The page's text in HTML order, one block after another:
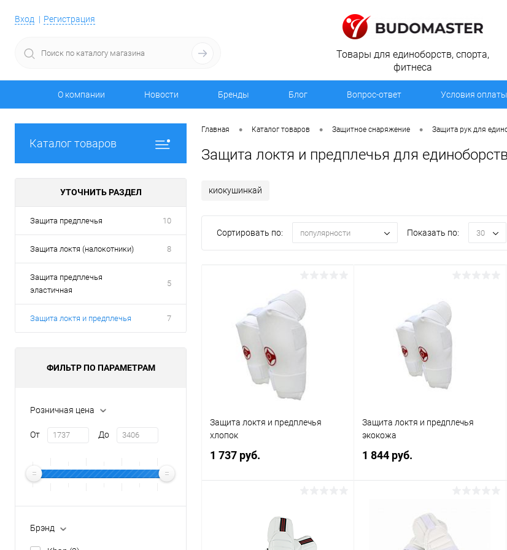
Вход Регистрация
Товары для единоборств, спорта,
фитнеса
О компании Новости Бренды Блог Вопрос-ответ Условия оплаты
Каталог товаров
УТОЧНИТЬ РАЗДЕЛ
Защита предплечья 10
Защита локтя (налокотники) 8
Защита предплечья
эластичная
5
Защита локтя и предплечья 7
ФИЛЬТР ПО ПАРАМЕТРАМ
Розничная цена
От До
Брэнд
Главная • Каталог товаров • Защитное снаряжение • Защита рук для
Защита локтя и предплечья для единоборств
киокушинкай
Сортировать по: популярности Показать по: 30
Защита локтя и предплечья
хлопок
1 737 руб.
Купить в 1 клик Сравнение
Защита локтя и предплечья
экокожа
1 844 руб.
Купить в 1 клик Сравнение